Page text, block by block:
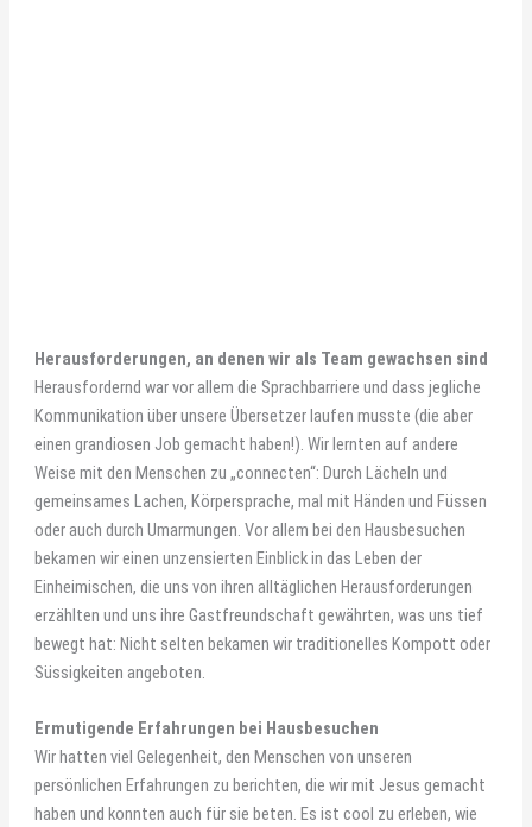
Herausforderungen, an denen wir als Team gewachsen sind
Herausfordernd war vor allem die Sprachbarriere und dass jegliche
Kommunikation über unsere Übersetzer laufen musste (die aber
einen grandiosen Job gemacht haben!). Wir lernten auf andere
Weise mit den Menschen zu „connecten“: Durch Lächeln und
gemeinsames Lachen, Körpersprache, mal mit Händen und Füssen
oder auch durch Umarmungen. Vor allem bei den Hausbesuchen
bekamen wir einen unzensierten Einblick in das Leben der
Einheimischen, die uns von ihren alltäglichen Herausforderungen
erzählten und uns ihre Gastfreundschaft gewährten, was uns tief
bewegt hat: Nicht selten bekamen wir traditionelles Kompott oder
Süssigkeiten angeboten.
Ermutigende Erfahrungen bei Hausbesuchen
Wir hatten viel Gelegenheit, den Menschen von unseren
persönlichen Erfahrungen zu berichten, die wir mit Jesus gemacht
haben und konnten auch für sie beten. Es ist cool zu erleben, wie